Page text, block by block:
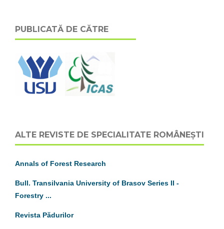
PUBLICATĂ DE CĂTRE
ALTE REVISTE DE SPECIALITATE ROMÂNEȘTI
Annals of Forest Research
Bull. Transilvania University of Brasov Series II -
Forestry ...
Revista Pădurilor